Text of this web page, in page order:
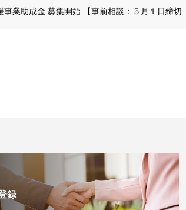
録